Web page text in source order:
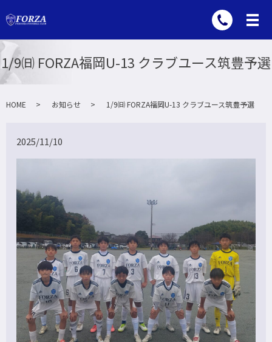
1/9㈰ FORZA福岡U-13 クラブユース筑豊予選
HOME お知らせ 1/9㈰ FORZA福岡U-13 クラブユース筑豊予選
2025/11/10